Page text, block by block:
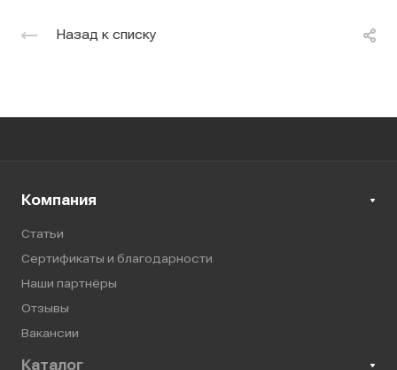
Назад к списку
Компания
Статьи
Сертификаты и благодарности
Наши партнёры
Отзывы
Вакансии
Каталог